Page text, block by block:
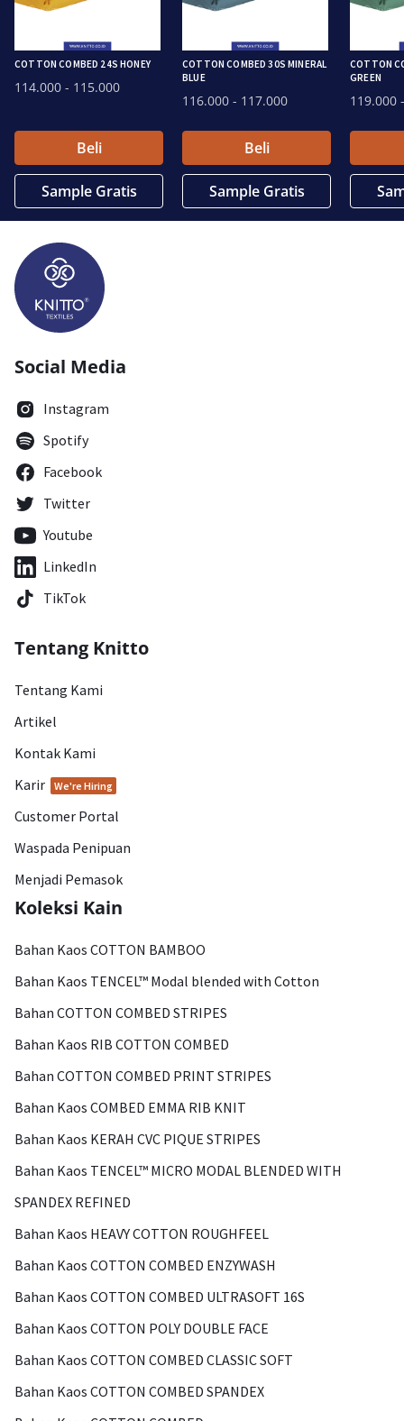
COTTON COMBED 24S HONEY
114.000 - 115.000
Beli
Sample Gratis
COTTON COMBED 30S MINERAL
BLUE
116.000 - 117.000
Beli
Sample Gratis
COTTON
GREEN
119.000
Social Media
Instagram
Spotify
Facebook
Twitter
Youtube
LinkedIn
TikTok
Tentang Knitto
Tentang Kami
Artikel
Kontak Kami
Karir
We're Hiring
Customer Portal
Waspada Penipuan
Menjadi Pemasok
Koleksi Kain
Bahan Kaos COTTON BAMBOO
Bahan Kaos TENCEL™ Modal blended with Cotton
Bahan COTTON COMBED STRIPES
Bahan Kaos RIB COTTON COMBED
Bahan COTTON COMBED PRINT STRIPES
Bahan Kaos COMBED EMMA RIB KNIT
Bahan Kaos KERAH CVC PIQUE STRIPES
Bahan Kaos TENCEL™ MICRO MODAL BLENDED WITH
SPANDEX REFINED
Bahan Kaos HEAVY COTTON ROUGHFEEL
Bahan Kaos COTTON COMBED ENZYWASH
Bahan Kaos COTTON COMBED ULTRASOFT 16S
Bahan Kaos COTTON POLY DOUBLE FACE
Bahan Kaos COTTON COMBED CLASSIC SOFT
Bahan Kaos COTTON COMBED SPANDEX